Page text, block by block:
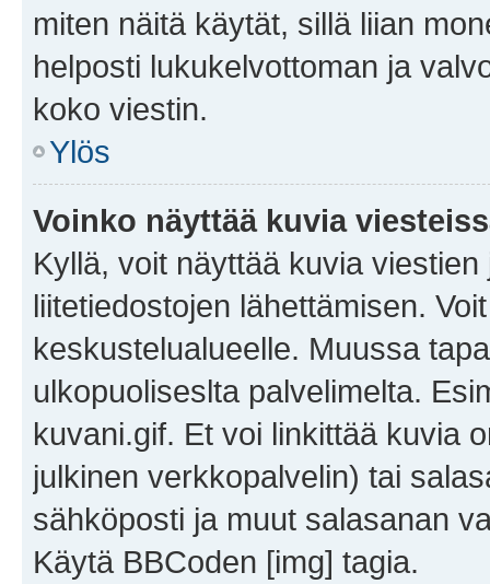
miten näitä käytät, sillä liian
helposti lukukelvottoman ja
koko viestin.
Ylös
Voinko näyttää kuvia
Kyllä, voit näyttää kuvia
liitetiedostojen lähettämisen.
keskustelualueelle. Muussa
ulkopuoliseslta palvelimelta.
kuvani.gif. Et voi linkittää kuvia
julkinen verkkopalvelin) tai
sähköposti ja muut salasanan
Käytä BBCoden [img] tagia.